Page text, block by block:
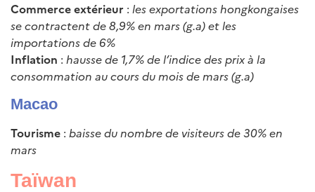
Commerce extérieur : les exportations hongkongaises
se contractent de 8,9% en mars (g.a) et les
importations de 6%
Inflation : hausse de 1,7% de l’indice des prix à la
consommation au cours du mois de mars (g.a)
Macao
Tourisme : baisse du nombre de visiteurs de 30% en
mars
Taïwan